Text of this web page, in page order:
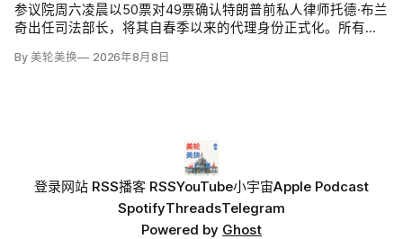
参议院周六凌晨以50票对49票确认特朗普前私人律师托德·布兰
奇出任司法部长，将其自春季以来的代理身份正式化。所有出
斯倒戈；长期因健康缺席的米奇·麦康奈尔未投票。比尔·卡西迪
By 美轮美换 2026年8月8日
登录网站 RSS播客 RSSYouTube小宇宙Apple Podcast
SpotifyThreadsTelegram
Powered by Ghost